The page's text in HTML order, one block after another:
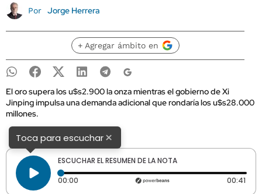
Por Jorge Herrera
+ Agregar ámbito en
El oro supera los u$s2.900 la onza mientras el gobierno de Xi
Jinping impulsa una demanda adicional que rondaría los u$s28.000
millones.
Toca para escuchar×
ESCUCHAR EL RESUMEN DE LA NOTA
00:00 Tiempo transcurrido: 0 segundos 00:41